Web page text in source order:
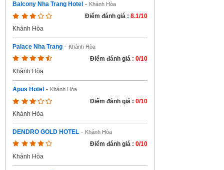
Balcony Nha Trang Hotel - Khánh Hòa
Điểm đánh giá : 8.1/10
Khánh Hòa
Palace Nha Trang - Khánh Hòa
Điểm đánh giá : 0/10
Khánh Hòa
Apus Hotel - Khánh Hòa
Điểm đánh giá : 0/10
Khánh Hòa
DENDRO GOLD HOTEL - Khánh Hòa
Điểm đánh giá : 0/10
Khánh Hòa